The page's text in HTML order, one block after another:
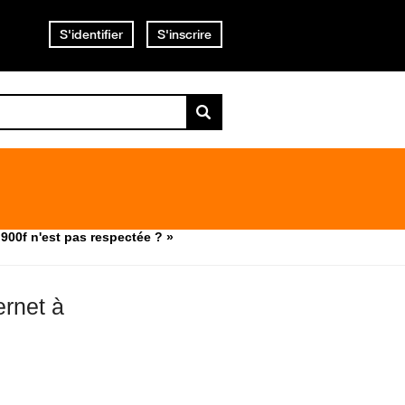
S'identifier S'inscrire
n'est pas respectée ? »
à